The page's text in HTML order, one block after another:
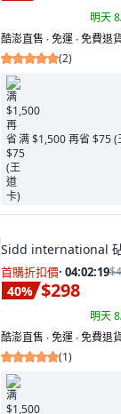
明天
酷澎直售 ∙ 免運 ∙ 免費退
(2)
满 $1,500 再省 $75 (
Sidd international
首購折扣價· 04:02:18
40% $298
明天
酷澎直售 ∙ 免運 ∙ 免費退
(1)